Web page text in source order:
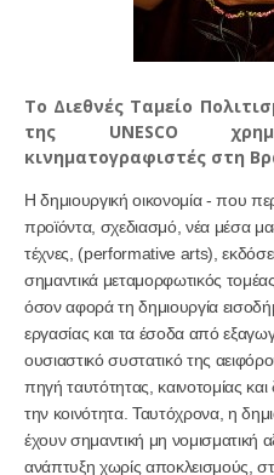
Το Διεθνές Ταμείο
της UNESCO
κινηματογραφιστές στη
Η δημιουργική οικονομία - που
προϊόντα, σχεδιασμό, νέα μέσα
τέχνες, (performative arts),
σημαντικά μεταμορφωτικός
όσον αφορά τη δημιουργία
εργασίας και τα έσοδα από
ουσιαστικό συστατικό της
πηγή ταυτότητας, καινοτομίας
την κοινότητα. Ταυτόχρονα, η
έχουν σημαντική μη νομισματική
ανάπτυξη χωρίς αποκλεισμούς,